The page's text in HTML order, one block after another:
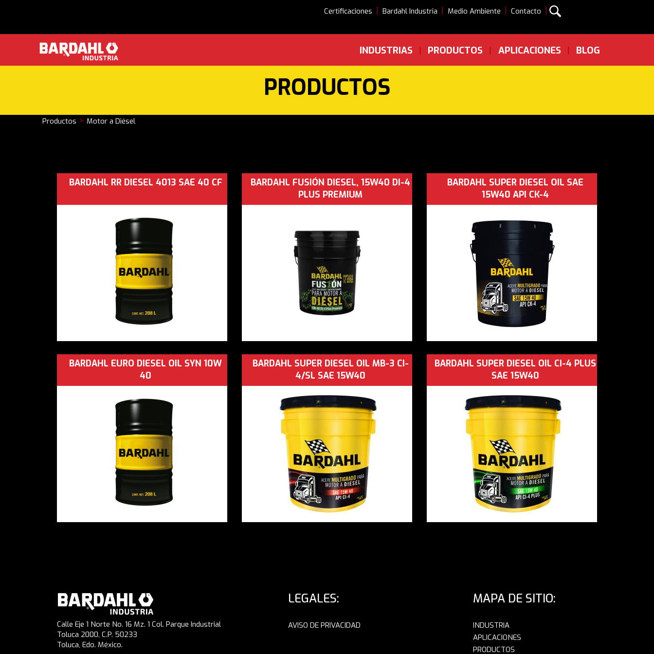
Certificaciones | Bardahl Industria | Medio Ambiente | Contacto |
INDUSTRIAS | PRODUCTOS | APLICACIONES | BLOG
PRODUCTOS
Productos > Motor a Diésel
BARDAHL RR DIESEL 4013 SAE 40 CF
BARDAHL FUSIÓN DIESEL, 15W40 DI-4
PLUS PREMIUM
BARDAHL SUPER DIESEL OIL SAE
15W40 API CK-4
BARDAHL EURO DIESEL OIL SYN 10W
40
BARDAHL SUPER DIESEL OIL MB-3 CI-
4/SL SAE 15W40
BARDAHL SUPER DIESEL OIL CI-4 PLUS
SAE 15W40
Calle Eje 1 Norte No. 16 Mz. 1 Col. Parque Industrial
Toluca 2000, C.P. 50233
Toluca, Edo. México.
LEGALES:
AVISO DE PRIVACIDAD
MAPA DE SITIO:
INDUSTRIA
APLICACIONES
PRODUCTOS